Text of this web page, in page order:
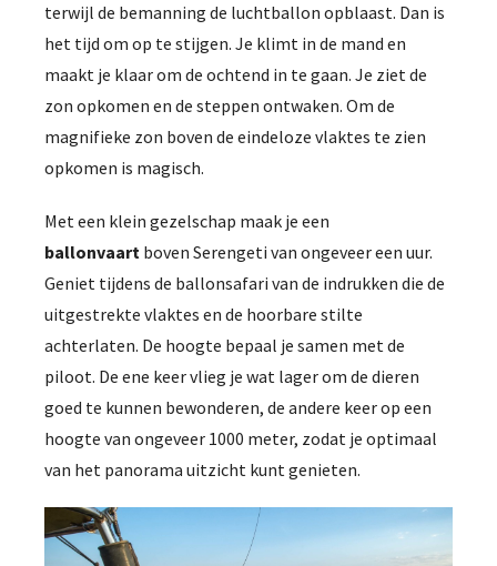
terwijl de bemanning de luchtballon opblaast. Dan is
het tijd om op te stijgen. Je klimt in de mand en
maakt je klaar om de ochtend in te gaan. Je ziet de
zon opkomen en de steppen ontwaken. Om de
magnifieke zon boven de eindeloze vlaktes te zien
opkomen is magisch.
Met een klein gezelschap maak je een
ballonvaart boven Serengeti van ongeveer een uur.
Geniet tijdens de ballonsafari van de indrukken die de
uitgestrekte vlaktes en de hoorbare stilte
achterlaten. De hoogte bepaal je samen met de
piloot. De ene keer vlieg je wat lager om de dieren
goed te kunnen bewonderen, de andere keer op een
hoogte van ongeveer 1000 meter, zodat je optimaal
van het panorama uitzicht kunt genieten.